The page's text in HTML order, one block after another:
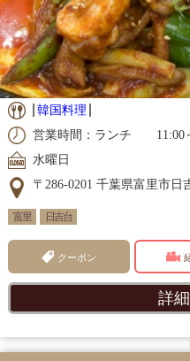
韓国料理
営業時間：ランチ 11:00
水曜日
〒286-0201 千葉県富里市日
富里 日吉台
クーポン
詳